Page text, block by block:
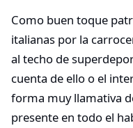
Como buen toque
italianas por la
al techo de
cuenta de ello o el
forma muy llamativa
presente en todo el